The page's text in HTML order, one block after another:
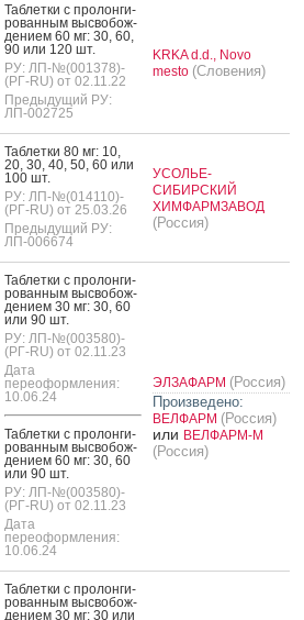
Таб­летки с про­лон­ги­
рован­ным выс­во­бож­
де­ни­ем 60 мг: 30, 60,
90 или 120 шт.
РУ: ЛП-№(001378)-
(РГ-RU) от 02.11.22
Предыдущий РУ:
ЛП-002725
KRKA d.d., Novo
mesto (Словения)
Таб­летки 80 мг: 10,
20, 30, 40, 50, 60 или
100 шт.
РУ: ЛП-№(014110)-
(РГ-RU) от 25.03.26
Предыдущий РУ:
ЛП-006674
УСОЛЬЕ-
СИБИРСКИЙ
ХИМФАРМЗАВОД
(Россия)
Таб­летки с про­лон­ги­
рован­ным выс­во­бож­
де­ни­ем 30 мг: 30, 60
или 90 шт.
РУ: ЛП-№(003580)-
(РГ-RU) от 02.11.23
Дата
переоформления:
10.06.24
Таб­летки с про­лон­ги­
рован­ным выс­во­бож­
де­ни­ем 60 мг: 30, 60
или 90 шт.
РУ: ЛП-№(003580)-
(РГ-RU) от 02.11.23
Дата
переоформления:
10.06.24
ЭЛЗАФАРМ (Россия)
Произведено:
ВЕЛФАРМ (Россия)
или ВЕЛФАРМ-М
(Россия)
Таб­летки с про­лон­ги­
рован­ным выс­во­бож­
де­ни­ем 30 мг: 30 или